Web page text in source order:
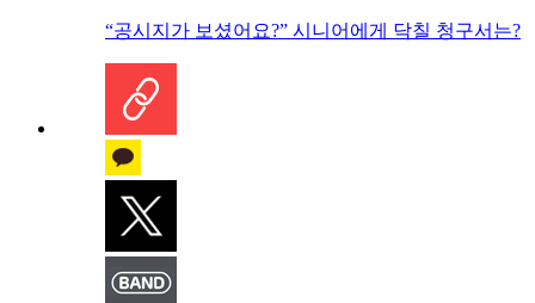
“공시지가 보셨어요?” 시니어에게 닥칠 청구서는?